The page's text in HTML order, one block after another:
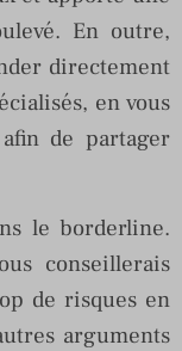
En outre,
directement
en vous
de partager
le borderline.
conseillerais
de risques en
arguments